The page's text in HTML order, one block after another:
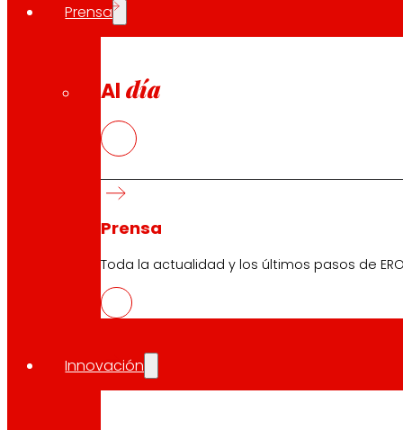
Prensa
Al día
Prensa
Toda la actualidad y los últimos pasos de
Innovación